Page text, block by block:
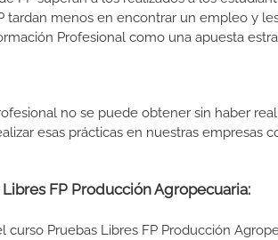
tardan menos en encontrar un empleo y
Profesional como una apuesta
no se puede obtener sin haber
esas prácticas en nuestras empresas
FP Producción Agropecuaria:
curso Pruebas Libres FP Producción